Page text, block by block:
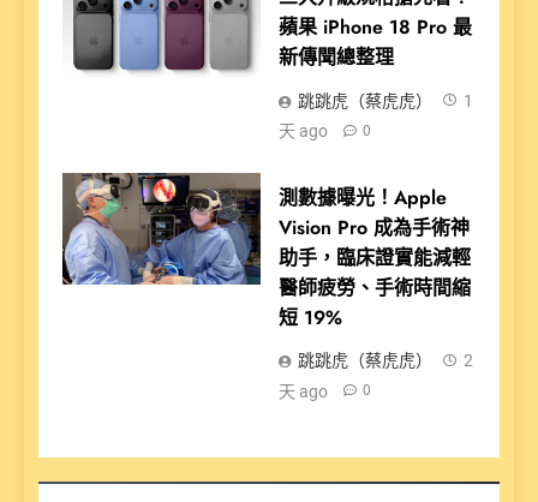
蘋果 iPhone 18 Pro 最
新傳聞總整理
跳跳虎（蔡虎虎）
1
天 ago
0
測數據曝光！Apple
Vision Pro 成為手術神
助手，臨床證實能減輕
醫師疲勞、手術時間縮
短 19%
跳跳虎（蔡虎虎）
2
天 ago
0